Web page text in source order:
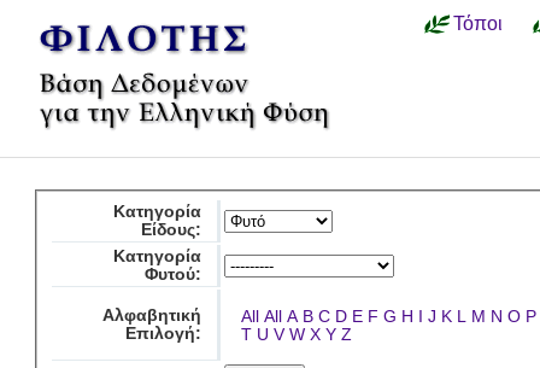
Τόποι
Κατηγορία
Είδους:
Κατηγορία
Φυτού:
Αλφαβητική
Επιλογή:
All All A B C D E F G H I J K L M N O P
T U V W X Y Z